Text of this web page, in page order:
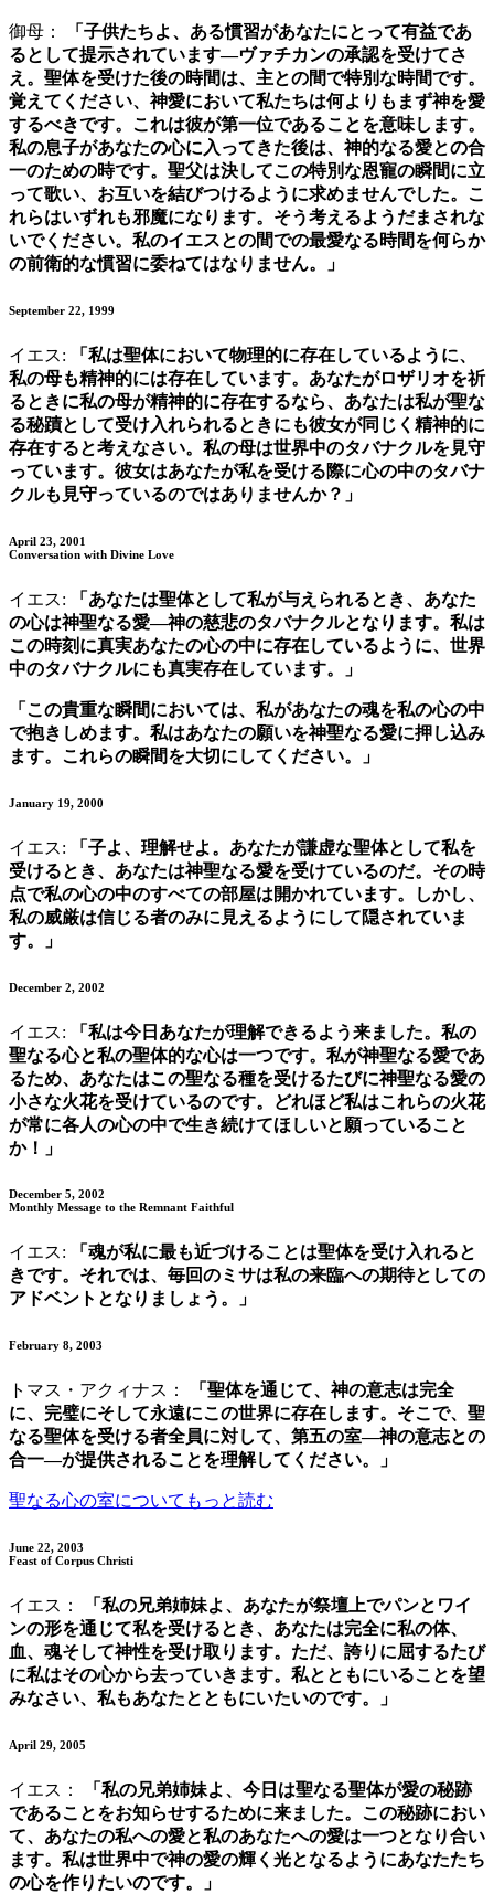
御母：
「子供たちよ、ある慣習があなたにとって有益であ
るとして提示されています—ヴァチカンの承認を受けてさ
え。聖体を受けた後の時間は、主との間で特別な時間です。
覚えてください、神愛において私たちは何よりもまず神を愛
するべきです。これは彼が第一位であることを意味します。
私の息子があなたの心に入ってきた後は、神的なる愛との合
一のための時です。聖父は決してこの特別な恩寵の瞬間に立
って歌い、お互いを結びつけるように求めませんでした。こ
れらはいずれも邪魔になります。そう考えるようだまされな
いでください。私のイエスとの間での最愛なる時間を何らか
の前衛的な慣習に委ねてはなりません。」
September 22, 1999
イエス:
「私は聖体において物理的に存在しているように、
私の母も精神的には存在しています。あなたがロザリオを祈
るときに私の母が精神的に存在するなら、あなたは私が聖な
る秘蹟として受け入れられるときにも彼女が同じく精神的に
存在すると考えなさい。私の母は世界中のタバナクルを見守
っています。彼女はあなたが私を受ける際に心の中のタバナ
クルも見守っているのではありませんか？」
April 23, 2001
Conversation with Divine Love
イエス:
「あなたは聖体として私が与えられるとき、あなた
の心は神聖なる愛—神の慈悲のタバナクルとなります。私は
この時刻に真実あなたの心の中に存在しているように、世界
中のタバナクルにも真実存在しています。」
「この貴重な瞬間においては、私があなたの魂を私の心の中
で抱きしめます。私はあなたの願いを神聖なる愛に押し込み
ます。これらの瞬間を大切にしてください。」
January 19, 2000
イエス:
「子よ、理解せよ。あなたが謙虚な聖体として私を
受けるとき、あなたは神聖なる愛を受けているのだ。その時
点で私の心の中のすべての部屋は開かれています。しかし、
私の威厳は信じる者のみに見えるようにして隠されていま
す。」
December 2, 2002
イエス:
「私は今日あなたが理解できるよう来ました。私の
聖なる心と私の聖体的な心は一つです。私が神聖なる愛であ
るため、あなたはこの聖なる種を受けるたびに神聖なる愛の
小さな火花を受けているのです。どれほど私はこれらの火花
が常に各人の心の中で生き続けてほしいと願っていること
か！」
December 5, 2002
Monthly Message to the Remnant Faithful
イエス:
「魂が私に最も近づけることは聖体を受け入れると
きです。それでは、毎回のミサは私の来臨への期待としての
アドベントとなりましょう。」
February 8, 2003
トマス・アクィナス：
「聖体を通じて、神の意志は完全
に、完璧にそして永遠にこの世界に存在します。そこで、聖
なる聖体を受ける者全員に対して、第五の室—神の意志との
合一—が提供されることを理解してください。」
聖なる心の室についてもっと読む
June 22, 2003
Feast of Corpus Christi
イエス：
「私の兄弟姉妹よ、あなたが祭壇上でパンとワイ
ンの形を通じて私を受けるとき、あなたは完全に私の体、
血、魂そして神性を受け取ります。ただ、誇りに屈するたび
に私はその心から去っていきます。私とともにいることを望
みなさい、私もあなたとともにいたいのです。」
April 29, 2005
イエス：
「私の兄弟姉妹よ、今日は聖なる聖体が愛の秘跡
であることをお知らせするために来ました。この秘跡におい
て、あなたの私への愛と私のあなたへの愛は一つとなり合い
ます。私は世界中で神の愛の輝く光となるようにあなたたち
の心を作りたいのです。」